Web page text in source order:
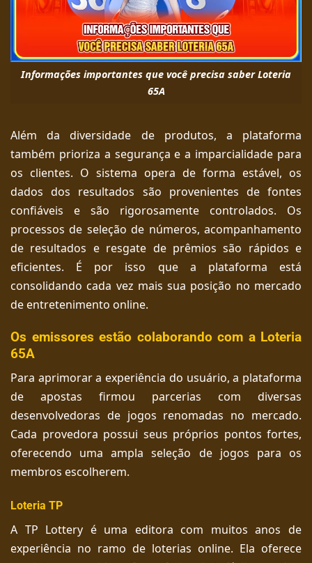
Informações importantes que você precisa saber Loteria
65A
Além da diversidade de produtos, a plataforma
também prioriza a segurança e a imparcialidade para
os clientes. O sistema opera de forma estável, os
dados dos resultados são provenientes de fontes
confiáveis ​​e são rigorosamente controlados. Os
processos de seleção de números, acompanhamento
de resultados e resgate de prêmios são rápidos e
eficientes. É por isso que a plataforma está
consolidando cada vez mais sua posição no mercado
de entretenimento online.
Os emissores estão colaborando com a Loteria
65A
Para aprimorar a experiência do usuário, a plataforma
de apostas firmou parcerias com diversas
desenvolvedoras de jogos renomadas no mercado.
Cada provedora possui seus próprios pontos fortes,
oferecendo uma ampla seleção de jogos para os
membros escolherem.
Loteria TP
A TP Lottery é uma editora com muitos anos de
experiência no ramo de loterias online. Ela oferece